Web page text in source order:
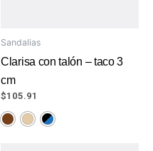
Sandalias
Clarisa con talón – taco 3
cm
$105.91